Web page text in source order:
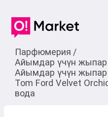
Парфюмерия /
Айымдар үчүн
Айымдар үчүн
Tom Ford Velvet
вода